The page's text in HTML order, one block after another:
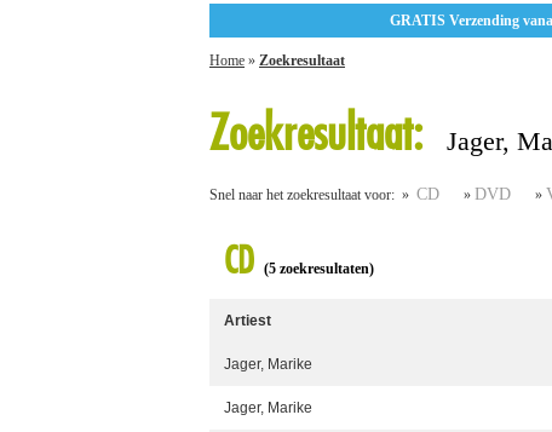
GRATIS Verzending
Home » Zoekresultaat
Zoekresultaat: Jager,
Snel naar het zoekresultaat voor: » CD » DVD »
CD (5 zoekresultaten)
Artiest
Jager, Marike
Jager, Marike